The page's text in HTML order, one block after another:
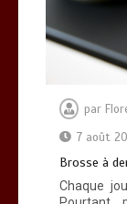
par
7 août
Brosse à
Chaque